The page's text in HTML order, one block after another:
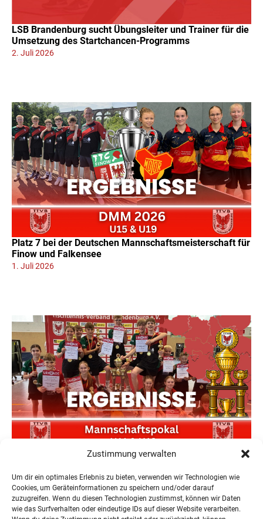
Zustimmung verwalten
Um dir ein optimales Erlebnis zu bieten, verwenden wir Technologien wie
Cookies, um Geräteinformationen zu speichern und/oder darauf
zuzugreifen. Wenn du diesen Technologien zustimmst, können wir Daten
wie das Surfverhalten oder eindeutige IDs auf dieser Website verarbeiten.
LSB Brandenburg sucht Übungsleiter und Trainer für die
Umsetzung des Startchancen-Programms
2. Juli 2026
Platz 7 bei der Deutschen Mannschaftsmeisterschaft für
Finow und Falkensee
1. Juli 2026
Neuer Teilnehmerrekord und Finower Dominanz beim
22. Juni 2026